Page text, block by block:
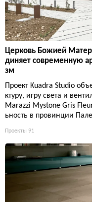
Церковь Божией
диняет современную
зм
Проект Kuadra Studio
ктуру, игру света и
Marazzi Mystone Gris
ьность в провинции
Проекты 91